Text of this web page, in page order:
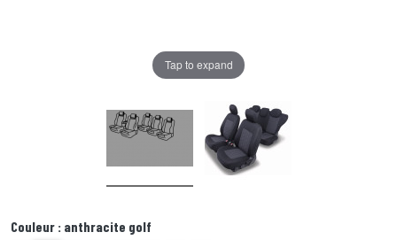
Tap to expand
Couleur : anthracite golf